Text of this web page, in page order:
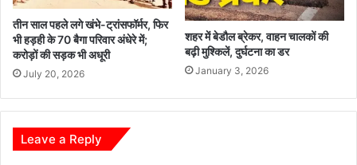
तीन साल पहले लगे खंभे-ट्रांसफॉर्मर, फिर
भी हड़ही के 70 बैगा परिवार अंधेरे में;
करोड़ों की सड़क भी अधूरी
July 20, 2026
शहर में बेडौल ब्रेकर, वाहन चालकों की
बढ़ी मुश्किलें, दुर्घटना का डर
January 3, 2026
Leave a Reply